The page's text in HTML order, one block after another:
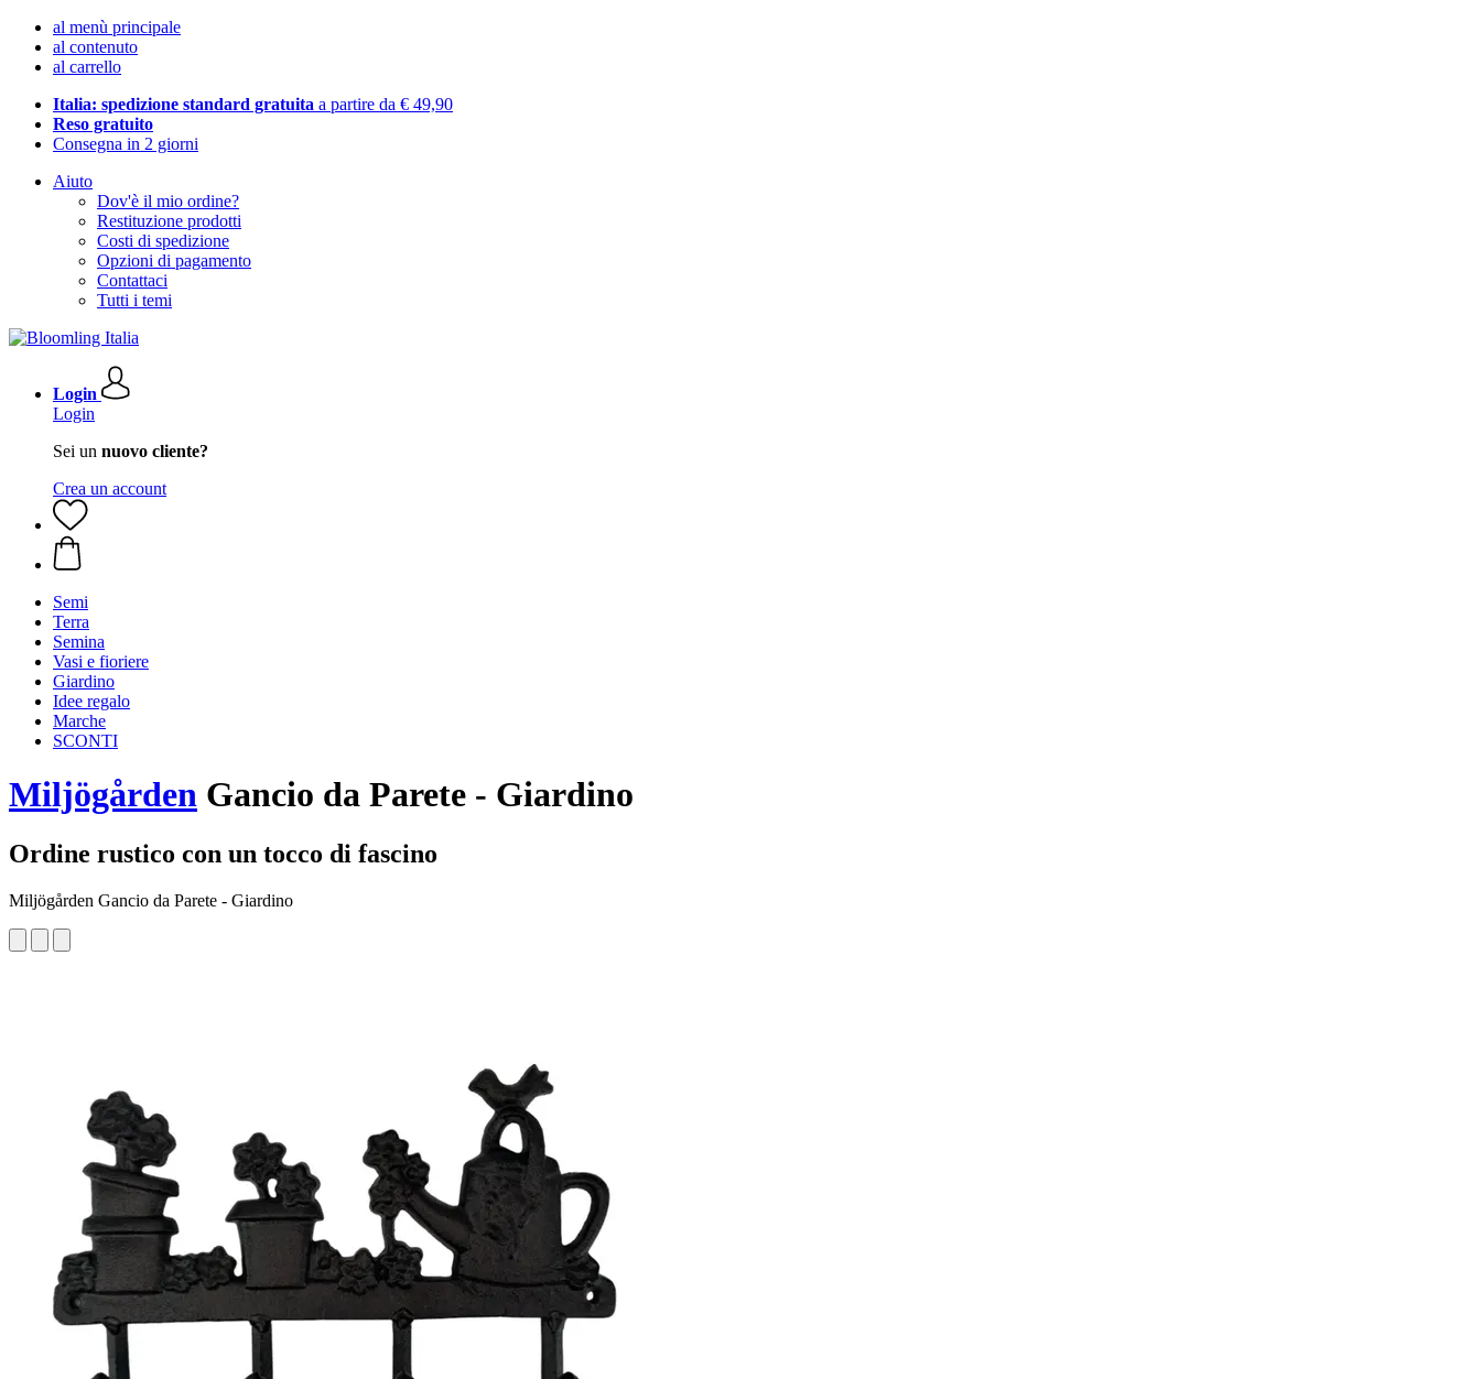
al menù principale
al contenuto
al carrello
Italia: spedizione standard gratuita a partire da € 49,90
Reso gratuito
Consegna in 2 giorni
Aiuto
Dov'è il mio ordine?
Restituzione prodotti
Costi di spedizione
Opzioni di pagamento
Contattaci
Tutti i temi
Login
Login
Sei un nuovo cliente?
Crea un account
Semi
Terra
Semina
Vasi e fioriere
Giardino
Idee regalo
Marche
SCONTI
Miljögården Gancio da Parete - Giardino
Ordine rustico con un tocco di fascino
Miljögården Gancio da Parete - Giardino